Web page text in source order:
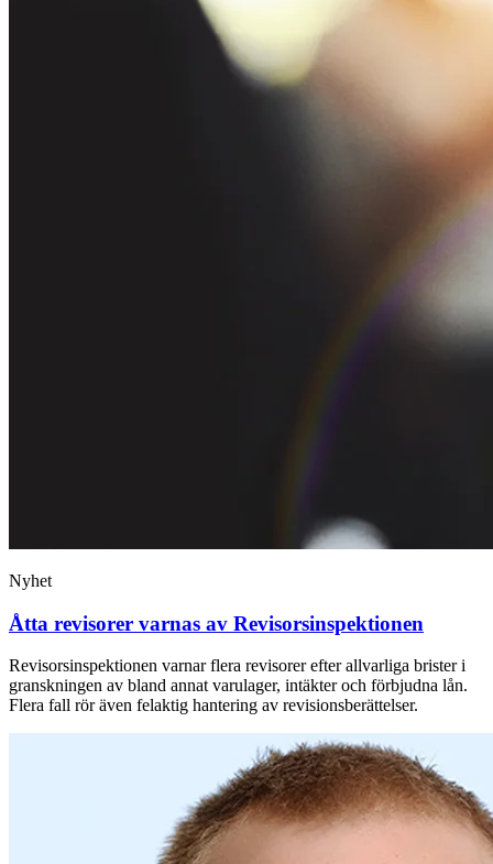
Nyhet
Åtta revisorer varnas av Revisorsinspektionen
Revisorsinspektionen varnar flera revisorer efter allvarliga brister i
granskningen av bland annat varulager, intäkter och förbjudna lån.
Flera fall rör även felaktig hantering av revisionsberättelser.